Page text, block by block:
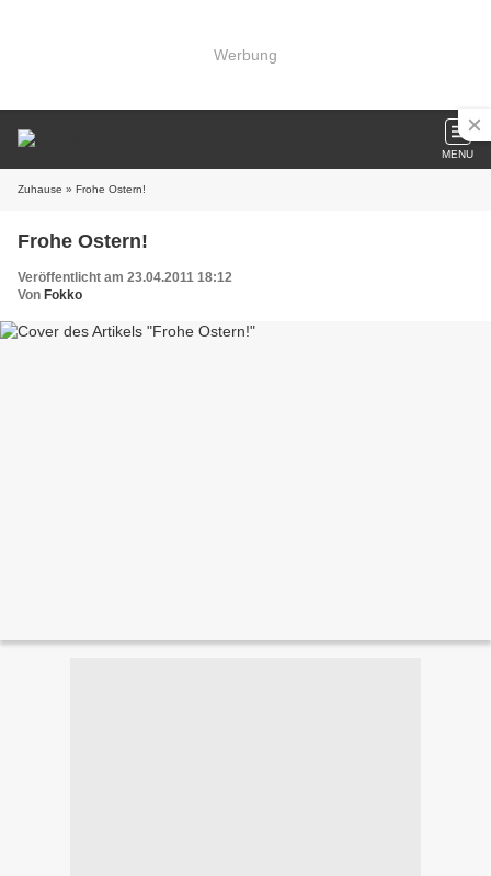
Werbung
MENU
Zuhause » Frohe Ostern!
Frohe Ostern!
Veröffentlicht am 23.04.2011 18:12
Von Fokko